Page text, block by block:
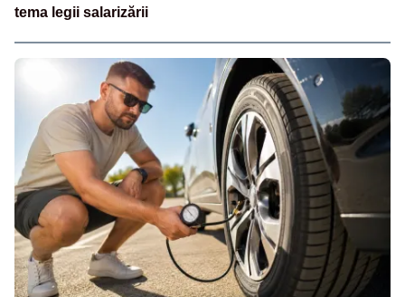
tema legii salarizării